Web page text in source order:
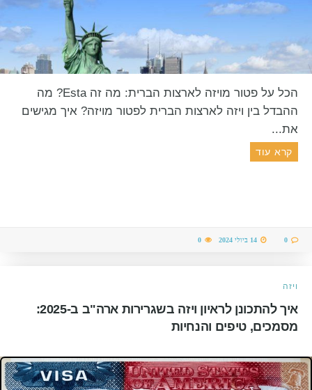
הכל על פטור מויזה לארצות הברית: מה זה Esta? מה
ההבדל בין ויזה לארצות הברית לפטור מויזה? איך מגישים
את...
קרא עוד
ויזה
איך להתכונן לראיון ויזה בשגרירות ארה"ב ב-2025:
מסמכים, טיפים והנחיות